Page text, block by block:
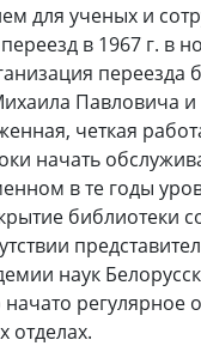
для ученых и
в 1967 г. в
переезда
Павловича
четкая
начать
в те годы
библиотеки
наук
регулярное
отделах.